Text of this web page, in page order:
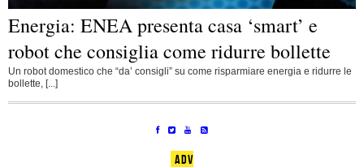
Energia: ENEA presenta casa ‘smart’ e
robot che consiglia come ridurre bollette
Un robot domestico che “da’ consigli” su come risparmiare energia e ridurre le
bollette, [...]
ADV